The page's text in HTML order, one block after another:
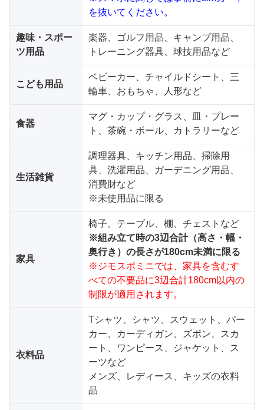
を抜いてください。
趣味・スポー
ツ用品
楽器、ゴルフ用品、キャンプ用品、
トレーニング器具、球技用品など
こども用品
ベビーカー、チャイルドシート、三
輪車、おもちゃ、人形など
食器
マグ・カップ・グラス、皿・プレー
ト、茶碗・ボール、カトラリーなど
生活雑貨
調理器具、キッチン用品、掃除用
具、洗濯用品、ガーデニング用品、
消費財など
※未使用品に限る
家具
椅子、テーブル、棚、チェストなど
※組み立て時の3辺合計（高さ・幅・
奥行き）の長さが180cm未満に限る
※ジモスポミニでは、家具を含むす
べての不要品に3辺合計180cm以内の
制限が適用されます。
衣料品
Tシャツ、シャツ、スウェット、パー
カー、カーディガン、ズボン、スカ
ート、ワンピース、ジャケット、ス
ーツなど
メンズ、レディース、キッズの衣料
品